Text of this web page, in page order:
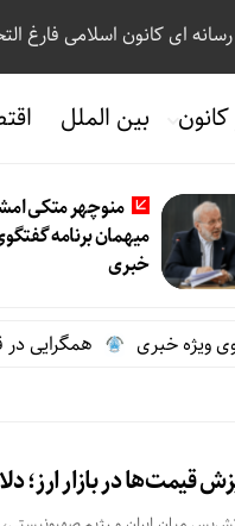
رسانه ای کانون اسلامی فارغ
کانون بین الملل
منوچهر متکی
میهمان برنامه
خبری
خبری همگرایی در
در بازار ارز؛ دلار هرات